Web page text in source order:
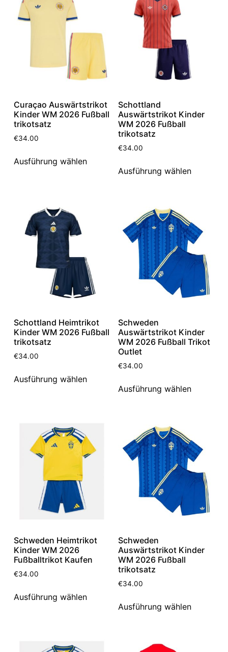
Curaçao Auswärtstrikot
Kinder WM 2026 Fußball
trikotsatz
€34.00
Ausführung wählen
Schottland
Auswärtstrikot Kinder
WM 2026 Fußball
trikotsatz
€34.00
Ausführung wählen
Schottland Heimtrikot
Kinder WM 2026 Fußball
trikotsatz
€34.00
Ausführung wählen
Schweden
Auswärtstrikot Kinder
WM 2026 Fußball Trikot
Outlet
€34.00
Ausführung wählen
Schweden Heimtrikot
Kinder WM 2026
Fußballtrikot Kaufen
€34.00
Ausführung wählen
Schweden
Auswärtstrikot Kinder
WM 2026 Fußball
trikotsatz
€34.00
Ausführung wählen